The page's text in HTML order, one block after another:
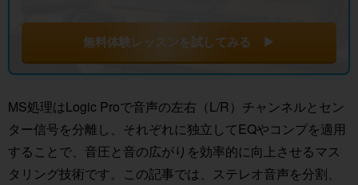
無料体験レッスンを試してみる ▶
MS処理はLogic Proで音声の左右（L/R）チャンネルとセン
ター信号を分離し、それぞれに独立してEQやコンプを適用
することで、音圧と音の広がりを効率的に向上させるマス
タリング技術です。この記事では、ステレオ音声を分割、